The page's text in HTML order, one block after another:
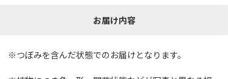
お届け内容
※つぼみを含んだ状態でのお届けとなります。